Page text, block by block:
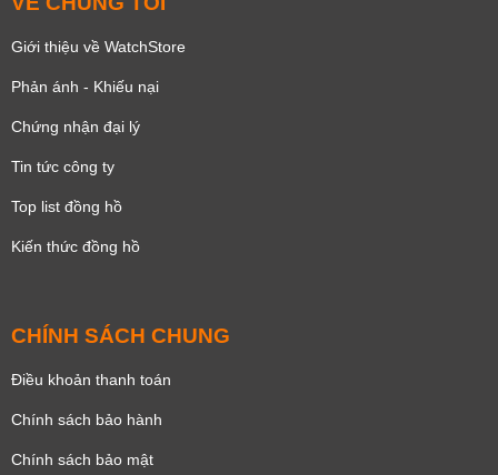
Giới thiệu về WatchStore
Phản ánh - Khiếu nại
Chứng nhận đại lý
Tin tức công ty
Top list đồng hồ
Kiến thức đồng hồ
CHÍNH SÁCH CHUNG
Điều khoản thanh toán
Chính sách bảo hành
Chính sách bảo mật